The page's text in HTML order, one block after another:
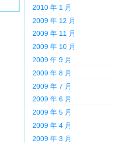
2010 年 1 月
2009 年 12 月
2009 年 11 月
2009 年 10 月
2009 年 9 月
2009 年 8 月
2009 年 7 月
2009 年 6 月
2009 年 5 月
2009 年 4 月
2009 年 3 月